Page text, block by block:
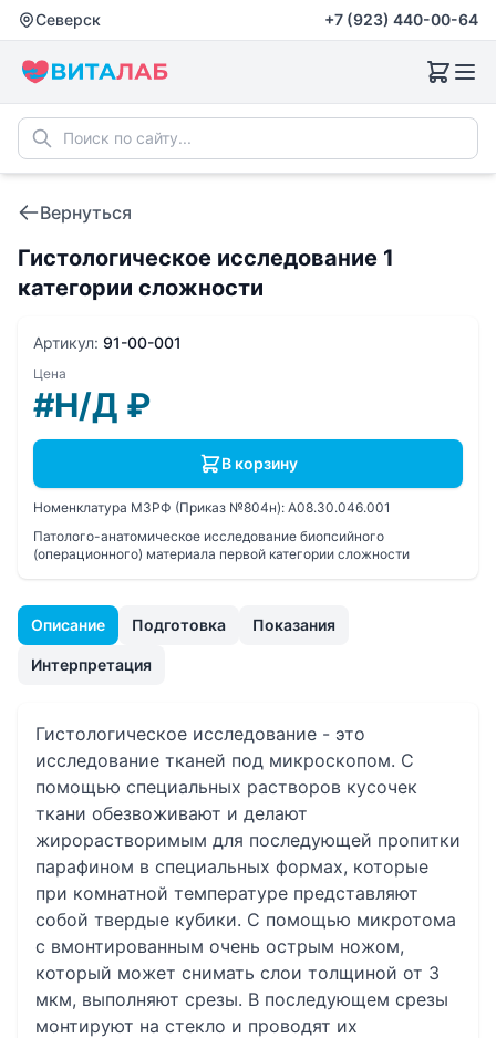
Северск +7 (923) 440-00-64
Вернуться
Гистологическое исследование 1
категории сложности
Описание Подготовка Показания
Интерпретация
Гистологическое исследование - это
исследование тканей под микроскопом. С
помощью специальных растворов кусочек
ткани обезвоживают и делают
жирорастворимым для последующей пропитки
парафином в специальных формах, которые
при комнатной температуре представляют
собой твердые кубики. С помощью микротома
с вмонтированным очень острым ножом,
который может снимать слои толщиной от 3
мкм, выполняют срезы. В последующем срезы
монтируют на стекло и проводят их
Артикул: 91-00-001
Цена
#Н/Д ₽
В корзину
Номенклатура МЗРФ (Приказ №804н): A08.30.046.001
Патолого-анатомическое исследование биопсийного
(операционного) материала первой категории сложности